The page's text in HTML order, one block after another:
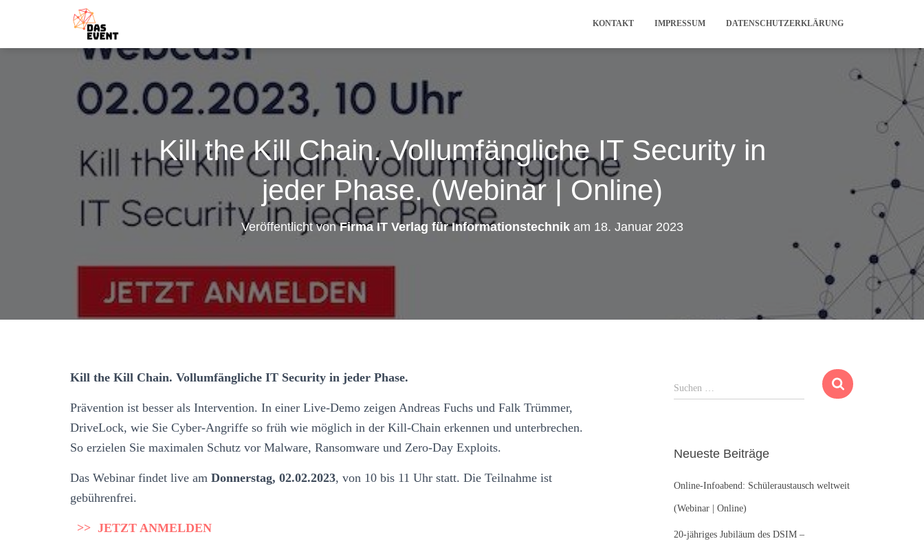
KONTAKT IMPRESSUM DATENSCHUTZERKLÄRUNG
Kill the Kill Chain. Vollumfängliche IT Security in
jeder Phase. (Webinar | Online)
Veröffentlicht vonFirma IT Verlag für Informationstechnikam 18. Januar 2023
Kill the Kill Chain. Vollumfängliche IT Security in jeder Phase.
Prävention ist besser als Intervention. In einer Live-Demo zeigen Andreas Fuchs und Falk Trümmer,
DriveLock, wie Sie Cyber-Angriffe so früh wie möglich in der Kill-Chain erkennen und unterbrechen.
So erzielen Sie maximalen Schutz vor Malware, Ransomware und Zero-Day Exploits.
Das Webinar findet live am Donnerstag, 02.02.2023, von 10 bis 11 Uhr statt. Die Teilnahme ist
gebührenfrei.
>> JETZT ANMELDEN
u
n
a
c
:
Suchen …
Neueste Beiträge
Online-Infoabend: Schüleraustausch weltweit
(Webinar | Online)
20-jähriges Jubiläum des DSIM –